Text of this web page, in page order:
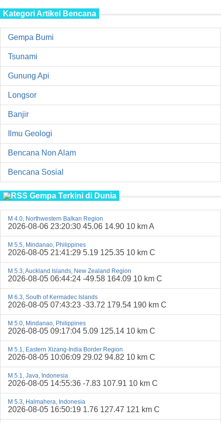
Kategori Artikel Bencana
Gempa Bumi
Tsunami
Gunung Api
Longsor
Banjir
Ilmu Geologi
Bencana Non Alam
Bencana Sosial
Gempa Terkini di Dunia
M 4.0, Northwestern Balkan Region
2026-08-06 23:20:30 45.06 14.90 10 km A
M 5.5, Mindanao, Philippines
2026-08-05 21:41:29 5.19 125.35 10 km C
M 5.3, Auckland Islands, New Zealand Region
2026-08-05 06:44:24 -49.58 164.09 10 km C
M 6.3, South of Kermadec Islands
2026-08-05 07:43:23 -33.72 179.54 190 km C
M 5.0, Mindanao, Philippines
2026-08-05 09:17:04 5.09 125.14 10 km C
M 5.1, Eastern Xizang-India Border Region
2026-08-05 10:06:09 29.02 94.82 10 km C
M 5.1, Java, Indonesia
2026-08-05 14:55:36 -7.83 107.91 10 km C
M 5.3, Halmahera, Indonesia
2026-08-05 16:50:19 1.76 127.47 121 km C